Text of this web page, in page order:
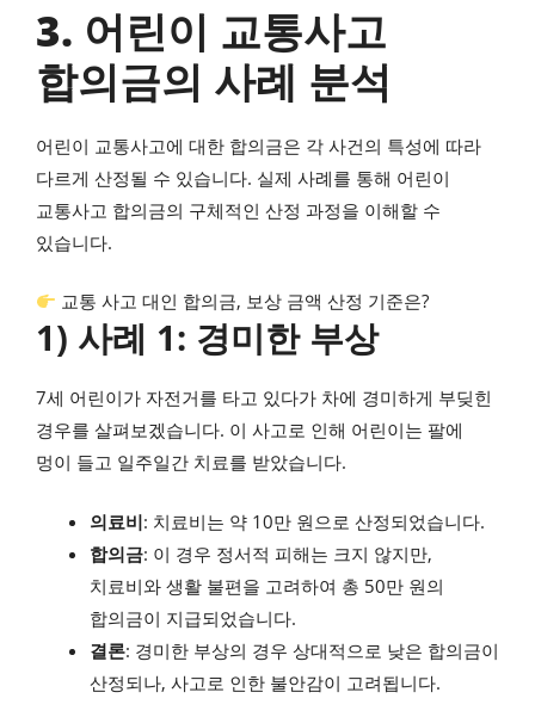
3. 어린이 교통사고
합의금의 사례 분석
어린이 교통사고에 대한 합의금은 각 사건의 특성에 따라
다르게 산정될 수 있습니다. 실제 사례를 통해 어린이
교통사고 합의금의 구체적인 산정 과정을 이해할 수
있습니다.
교통 사고 대인 합의금, 보상 금액 산정 기준은?
1) 사례 1: 경미한 부상
7세 어린이가 자전거를 타고 있다가 차에 경미하게 부딪힌
경우를 살펴보겠습니다. 이 사고로 인해 어린이는 팔에
멍이 들고 일주일간 치료를 받았습니다.
의료비: 치료비는 약 10만 원으로 산정되었습니다.
합의금: 이 경우 정서적 피해는 크지 않지만,
치료비와 생활 불편을 고려하여 총 50만 원의
합의금이 지급되었습니다.
결론: 경미한 부상의 경우 상대적으로 낮은 합의금이
산정되나, 사고로 인한 불안감이 고려됩니다.